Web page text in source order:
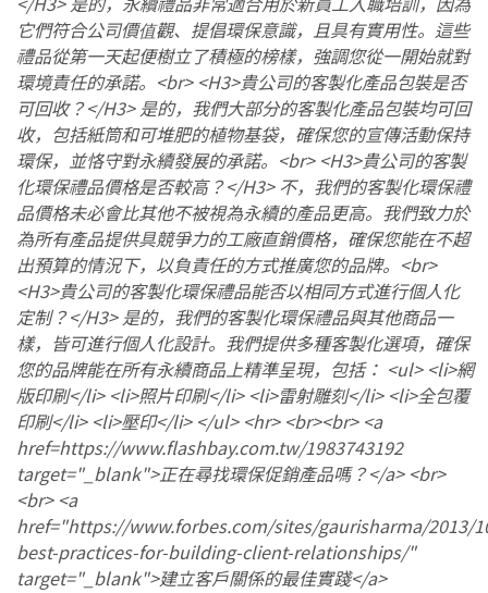
它們符合公司價值觀、提倡環保意識，且具有實用性。這些
禮品從第一天起便樹立了積極的榜樣，強調您從一開始就對
環境責任的承諾。<br> <H3>貴公司的客製化產品包裝是否
可回收？</H3> 是的，我們大部分的客製化產品包裝均可回
收，包括紙筒和可堆肥的植物基袋，確保您的宣傳活動保持
環保，並恪守對永續發展的承諾。<br> <H3>貴公司的客製
化環保禮品價格是否較高？</H3> 不，我們的客製化環保禮
品價格未必會比其他不被視為永續的產品更高。我們致力於
為所有產品提供具競爭力的工廠直銷價格，確保您能在不超
出預算的情況下，以負責任的方式推廣您的品牌。<br>
<H3>貴公司的客製化環保禮品能否以相同方式進行個人化
定制？</H3> 是的，我們的客製化環保禮品與其他商品一
樣，皆可進行個人化設計。我們提供多種客製化選項，確保
您的品牌能在所有永續商品上精準呈現，包括： <ul> <li>網
版印刷</li> <li>照片印刷</li> <li>雷射雕刻</li> <li>全包覆
印刷</li> <li>壓印</li> </ul> <hr> <br><br> <a
href=https://www.flashbay.com.tw/1983743192
target="_blank">正在尋找環保促銷產品嗎？</a> <br>
<br> <a
href="https://www.forbes.com/sites/gaurisharma/2013/
best-practices-for-building-client-relationships/"
target="_blank">建立客戶關係的最佳實踐</a>